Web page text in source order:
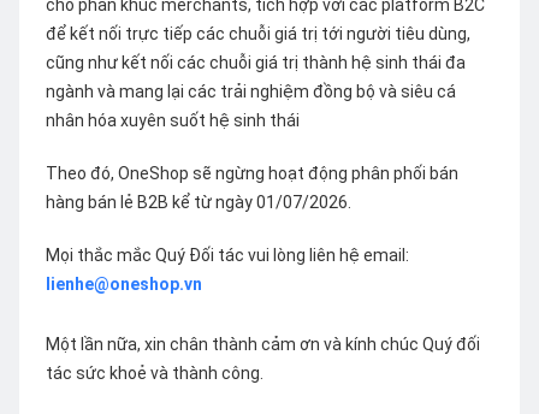
cho phân khúc merchants, tích hợp với các platform B2C
để kết nối trực tiếp các chuỗi giá trị tới người tiêu dùng,
cũng như kết nối các chuỗi giá trị thành hệ sinh thái đa
ngành và mang lại các trải nghiệm đồng bộ và siêu cá
nhân hóa xuyên suốt hệ sinh thái
Theo đó, OneShop sẽ ngừng hoạt động phân phối bán
hàng bán lẻ B2B kể từ ngày 01/07/2026.
Mọi thắc mắc Quý Đối tác vui lòng liên hệ email:
lienhe@oneshop.vn
Một lần nữa, xin chân thành cảm ơn và kính chúc Quý đối
tác sức khoẻ và thành công.